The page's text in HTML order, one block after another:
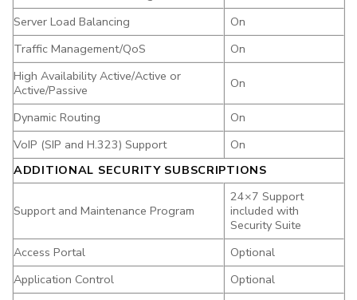
Server Load Balancing
On
Traffic Management/QoS
On
High Availability Active/Active or
Active/Passive
On
Dynamic Routing
On
VoIP (SIP and H.323) Support
On
ADDITIONAL SECURITY SUBSCRIPTIONS
Support and Maintenance Program
24×7 Support
included with
Security Suite
Access Portal
Optional
Application Control
Optional